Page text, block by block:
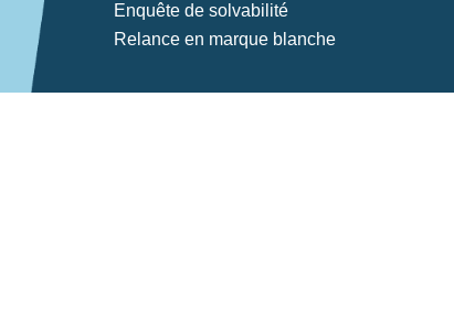
Enquête de solvabilité
Relance en marque blanche